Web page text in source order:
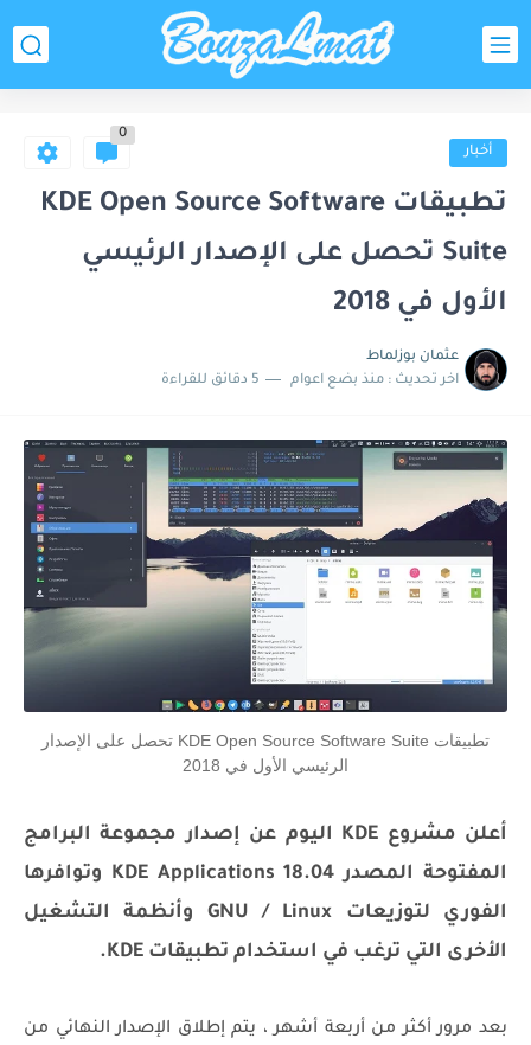
أخبار
0
تطبيقات KDE Open Source Software
Suite تحصل على الإصدار الرئيسي
الأول في 2018
عثمان بوزلماط
اخر تحديث : منذ بضع اعوام 5 دقائق للقراءة
تطبيقات KDE Open Source Software Suite تحصل على الإصدار
الرئيسي الأول في 2018
أعلن مشروع KDE اليوم عن إصدار مجموعة البرامج
المفتوحة المصدر KDE Applications 18.04 وتوافرها
الفوري لتوزيعات GNU / Linux وأنظمة التشغيل
الأخرى التي ترغب في استخدام تطبيقات KDE.
بعد مرور أكثر من أربعة أشهر ، يتم إطلاق الإصدار النهائي من